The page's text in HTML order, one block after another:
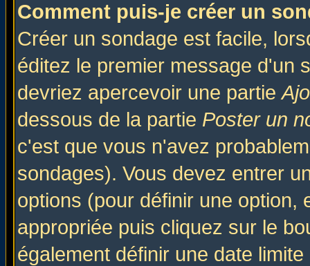
Comment puis-je créer un
Créer un sondage est facile,
éditez le premier message d'un
devriez apercevoir une partie
dessous de la partie Poster un
c'est que vous n'avez
sondages). Vous devez entrer
options (pour définir une option,
appropriée puis cliquez sur le
également définir une date